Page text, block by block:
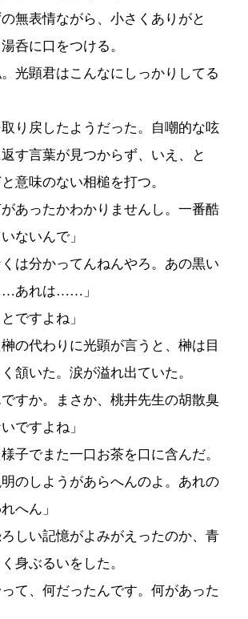
無表情ながら、小さくありがと
呑に口をつける。
。光顕君はこんなにしっかりしてる
り戻したようだった。自嘲的な呟
す言葉が見つからず、いえ、と
意味のない相槌を打つ。
があったかわかりませんし。一番酷
ないんで」
くは分かってんねんやろ。あの黒い
あれは……」
ですよね」
の代わりに光顕が言うと、榊は目
頷いた。涙が溢れ出ていた。
ですか。まさか、桃井先生の胡散臭
ですよね」
子でまた一口お茶を口に含んだ。
明のしようがあらへんのよ。あれの
へん」
しい記憶がよみがえったのか、青
身ぶるいをした。
って、何だったんです。何があった